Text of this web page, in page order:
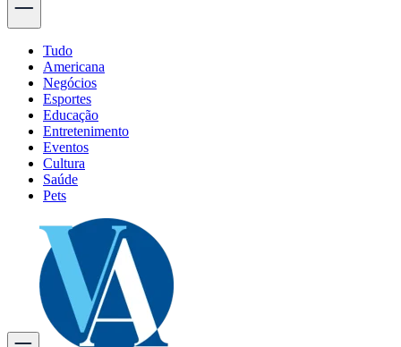
Tudo
Americana
Negócios
Esportes
Educação
Entretenimento
Eventos
Cultura
Saúde
Pets
Explore Tudo
Últimas Notícias
Previsão do Tempo
Dia a Dia & Lazer
Gastronomia
Cinema & Shows